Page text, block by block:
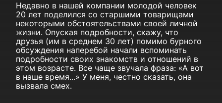
Недавно в нашей компании молодой человек
20 лет поделился со старшими товарищами
некоторыми обстоятельствами своей личной
жизни. Опуская подробности, скажу, что
друзья (им в среднем 30 лет) помимо бурного
обсуждения наперебой начали вспоминать
подробности своих знакомств и отношений в
этом возрасте. Все чаще звучала фраза: «А вот
в наше время...» У меня, честно сказать, она
вызвала смех.